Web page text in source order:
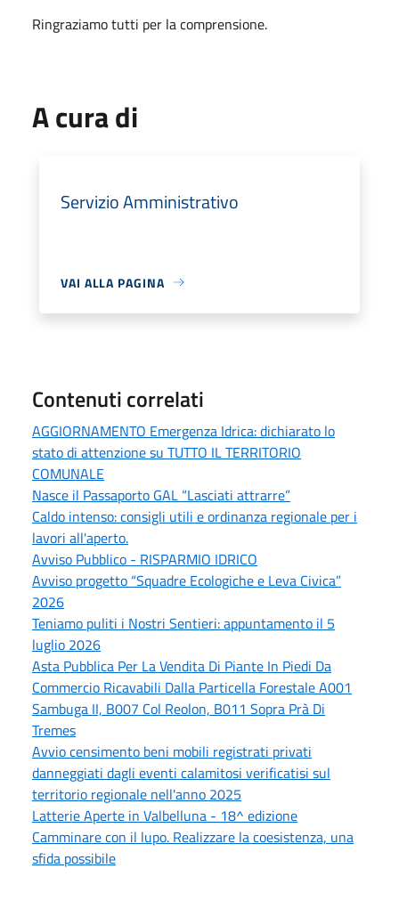
Ringraziamo tutti per la comprensione.
A cura di
Servizio Amministrativo
VAI ALLA PAGINA
Contenuti correlati
AGGIORNAMENTO Emergenza Idrica: dichiarato lo
stato di attenzione su TUTTO IL TERRITORIO
COMUNALE
Nasce il Passaporto GAL “Lasciati attrarre”
Caldo intenso: consigli utili e ordinanza regionale per i
lavori all'aperto.
Avviso Pubblico - RISPARMIO IDRICO
Avviso progetto “Squadre Ecologiche e Leva Civica”
2026
Teniamo puliti i Nostri Sentieri: appuntamento il 5
luglio 2026
Asta Pubblica Per La Vendita Di Piante In Piedi Da
Commercio Ricavabili Dalla Particella Forestale A001
Sambuga II, B007 Col Reolon, B011 Sopra Prà Di
Tremes
Avvio censimento beni mobili registrati privati
danneggiati dagli eventi calamitosi verificatisi sul
territorio regionale nell'anno 2025
Latterie Aperte in Valbelluna - 18^ edizione
Camminare con il lupo. Realizzare la coesistenza, una
sfida possibile